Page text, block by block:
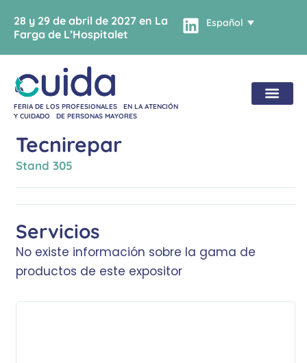
28 y 29 de abril de 2027 en La
Farga de L’Hospitalet
Español
FERIA DE LOS PROFESIONALES EN LA ATENCIÓN
Y CUIDADO DE PERSONAS MAYORES
Tecnirepar
Stand 305
Servicios
No existe información sobre la gama de
productos de este expositor